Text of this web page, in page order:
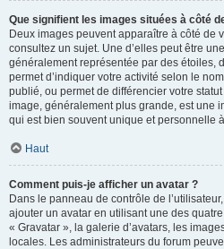
Que signifient les images situées à côté
Deux images peuvent apparaître à côté de
consultez un sujet. Une d’elles peut être
généralement représentée par des étoiles,
permet d’indiquer votre activité selon le
publié, ou permet de différencier votre
image, généralement plus grande, est une
qui est bien souvent unique et personnelle
Haut
Comment puis-je afficher un avatar ?
Dans le panneau de contrôle de
ajouter un avatar en utilisant une des
« Gravatar », la galerie d’avatars, les
locales. Les administrateurs du forum